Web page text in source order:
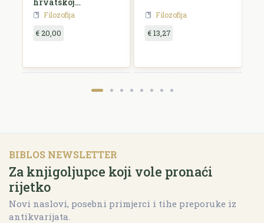
književnosti i
umjetnosti
Filozofija
€ 20,00
Filozofija
€ 13,27
BIBLOS NEWSLETTER
Za knjigoljupce koji vole pronaći
rijetko
Novi naslovi, posebni primjerci i tihe preporuke iz
antikvarijata.